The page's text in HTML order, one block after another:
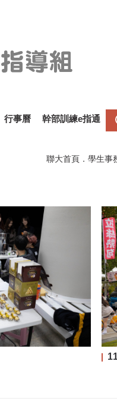
行事曆 幹部訓練e指通
聯大首頁 ． 學生事